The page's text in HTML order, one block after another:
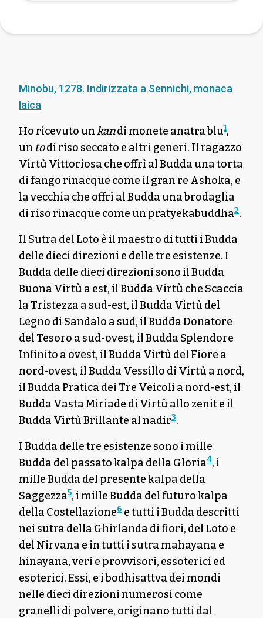
Minobu, 1278. Indirizzata a Sennichi, monaca
laica
Ho ricevuto unkandi monete anatra blu1,
un todi riso seccato e altri generi. Il ragazzo
Virtù Vittoriosa che offrì al Budda una torta
di fango rinacque come il gran re Ashoka, e
la vecchia che offrì al Budda una brodaglia
di riso rinacque come un pratyekabuddha2.
Il Sutra del Loto è il maestro di tutti i Budda
delle dieci direzioni e delle tre esistenze. I
Budda delle dieci direzioni sono il Budda
Buona Virtù a est, il Budda Virtù che Scaccia
la Tristezza a sud-est, il Budda Virtù del
Legno di Sandalo a sud, il Budda Donatore
del Tesoro a sud-ovest, il Budda Splendore
Infinito a ovest, il Budda Virtù del Fiore a
nord-ovest, il Budda Vessillo di Virtù a nord,
il Budda Pratica dei Tre Veicoli a nord-est, il
Budda Vasta Miriade di Virtù allo zenit e il
Budda Virtù Brillante al nadir3.
I Budda delle tre esistenze sono i mille
Budda del passato kalpa della Gloria4, i
mille Budda del presente kalpa della
Saggezza5, i mille Budda del futuro kalpa
della Costellazione6 e tutti i Budda descritti
nei sutra della Ghirlanda di fiori, del Loto e
del Nirvana e in tutti i sutra mahayana e
hinayana, veri e provvisori, essoterici ed
esoterici. Essi, e i bodhisattva dei mondi
nelle dieci direzioni numerosi come
granelli di polvere, originano tutti dal